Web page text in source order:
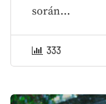
során…
333